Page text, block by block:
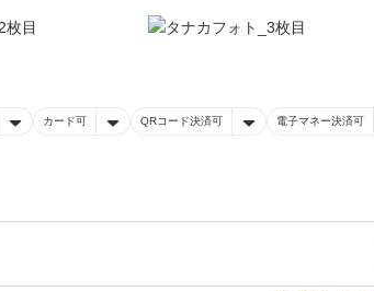
カード可 QRコード決済可 電子マネー決済可